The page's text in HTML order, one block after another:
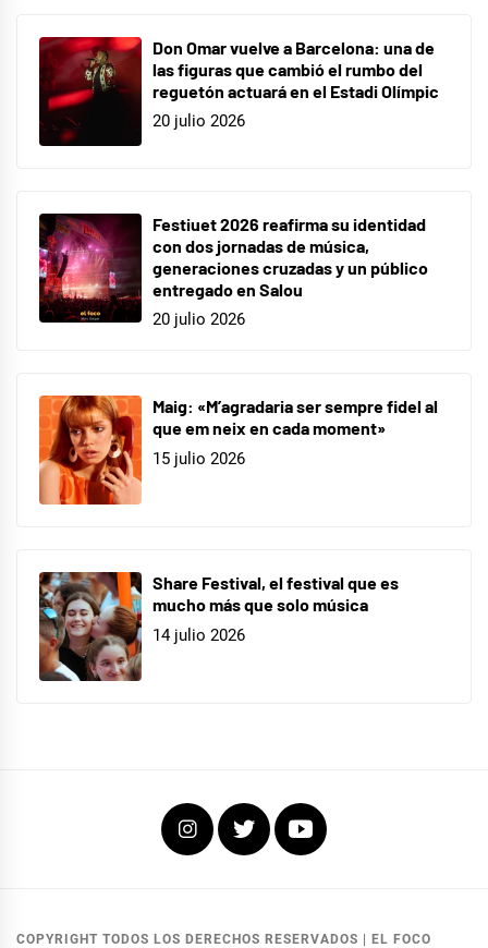
Don Omar vuelve a Barcelona: una de
las figuras que cambió el rumbo del
reguetón actuará en el Estadi Olímpic
20 julio 2026
Festiuet 2026 reafirma su identidad
con dos jornadas de música,
generaciones cruzadas y un público
entregado en Salou
20 julio 2026
Maig: «M’agradaria ser sempre fidel al
que em neix en cada moment»
15 julio 2026
Share Festival, el festival que es
mucho más que solo música
14 julio 2026
InstagramTwitterYoutube
COPYRIGHT TODOS LOS DERECHOS RESERVADOS EL FOCO